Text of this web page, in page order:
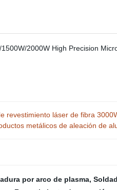
revestimiento láser de fibra
metálicos de aleación de
por arco de plasma,